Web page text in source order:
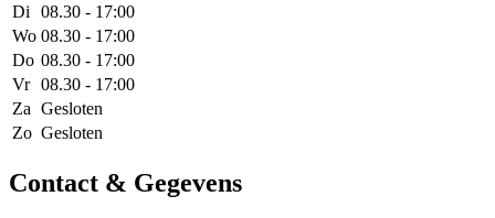
Di
08.30 - 17:00
Wo 08.30 - 17:00
Do 08.30 - 17:00
Vr 08.30 - 17:00
Za Gesloten
Zo Gesloten
Contact & Gegevens